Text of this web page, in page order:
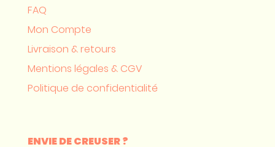
FAQ
Mon Compte
Livraison & retours
Mentions légales & CGV
Politique de confidentialité
ENVIE DE CREUSER ?